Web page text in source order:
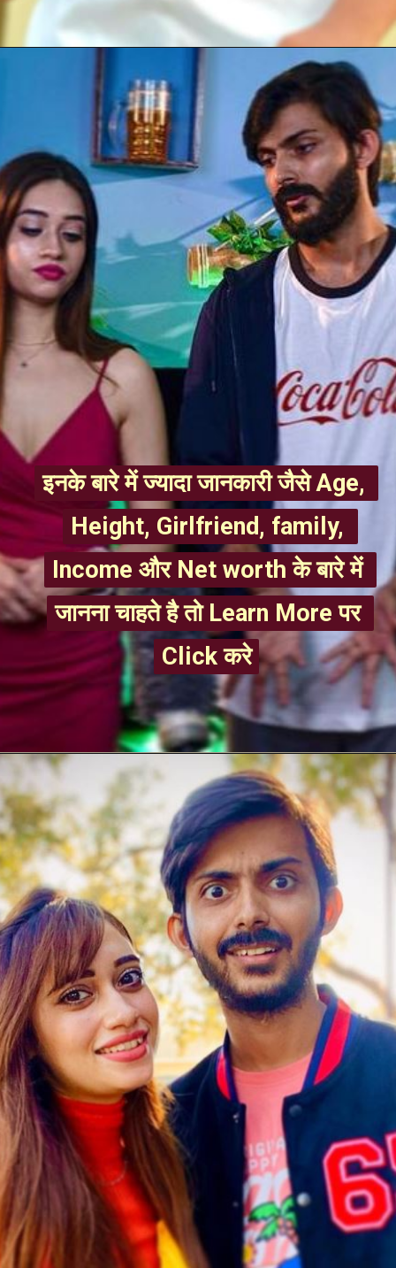
इनके बारे में ज्यादा जानकारी जैसे Age,
Height, Girlfriend, family,
Income और Net worth के बारे में
जानना चाहते है तो Learn More पर
Click करे
इनके बारे में ज्यादा जानकारी जैसे Age,
Height, Girlfriend, family,
Income और Net worth के बारे में
जानना चाहते है तो Learn More पर
Click करे
Opening https://mahivlogs.in/swagger-sharma/